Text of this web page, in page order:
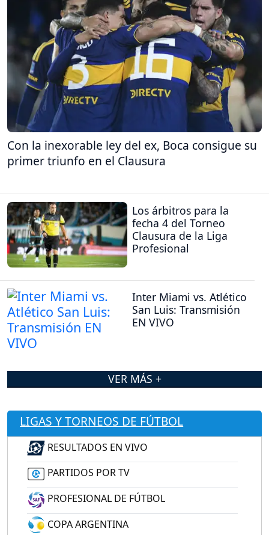
Con la inexorable ley del ex, Boca consigue su
primer triunfo en el Clausura
Los árbitros para la
fecha 4 del Torneo
Clausura de la Liga
Profesional
Inter Miami vs. Atlético
San Luis: Transmisión
EN VIVO
VER MÁS +
LIGAS Y TORNEOS DE FÚTBOL
RESULTADOS EN VIVO
PARTIDOS POR TV
PROFESIONAL DE FÚTBOL
COPA ARGENTINA